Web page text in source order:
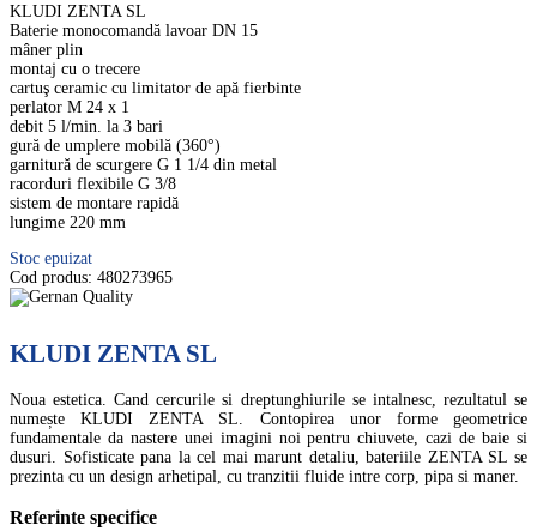
KLUDI ZENTA SL
Baterie monocomandă lavoar DN 15
mâner plin
montaj cu o trecere
cartuş ceramic cu limitator de apă fierbinte
perlator M 24 x 1
debit 5 l/min. la 3 bari
gură de umplere mobilă (360°)
garnitură de scurgere G 1 1/4 din metal
racorduri flexibile G 3/8
sistem de montare rapidă
lungime 220 mm
Stoc epuizat
Cod produs: 480273965
KLUDI ZENTA SL
Noua estetica. Cand cercurile si dreptunghiurile se intalnesc, rezultatul se
numește KLUDI ZENTA SL. Contopirea unor forme geometrice
fundamentale da nastere unei imagini noi pentru chiuvete, cazi de baie si
dusuri. Sofisticate pana la cel mai marunt detaliu, bateriile ZENTA SL se
prezinta cu un design arhetipal, cu tranzitii fluide intre corp, pipa si maner.
Referinte specifice